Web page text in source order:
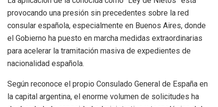
provocando una presión sin precedentes sobre la red
consular española, especialmente en Buenos Aires, donde
el Gobierno ha puesto en marcha medidas extraordinarias
para acelerar la tramitación masiva de expedientes de
nacionalidad española.
Según reconoce el propio Consulado General de España en
la capital argentina, el enorme volumen de solicitudes ha